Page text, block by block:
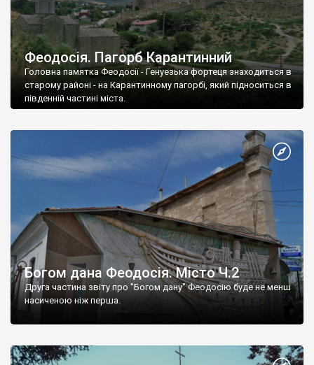
Феодосія. Пагорб Карантинний
Головна памятка Феодосії - Генуезька фортеця знаходиться в
старому районі - на Карантинному пагорбі, який підноситься в
південній частині міста.
Богом дана Феодосія. Місто Ч.2
Друга частина звіту про "Богом дану" Феодосію буде не менш
насиченою ніж перша.